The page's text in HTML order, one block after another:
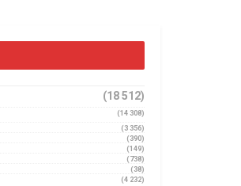
(18 512)
(14 308)
(3 356)
(390)
(149)
(738)
(38)
(4 232)